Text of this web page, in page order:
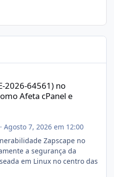
CloudLinux: Como Afeta cPanel
2026-64561) no
Afeta cPanel e
· Agosto 7, 2026 em 12:00
Zapscape no
a segurança da
em Linux no centro das